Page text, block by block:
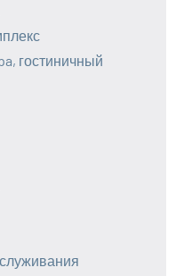
гостиничный